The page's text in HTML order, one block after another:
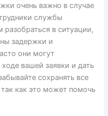
очень важно в случае
службы
в ситуации,
задержки и
они могут
вашей заявки и дать
сохранять все
как это может помочь